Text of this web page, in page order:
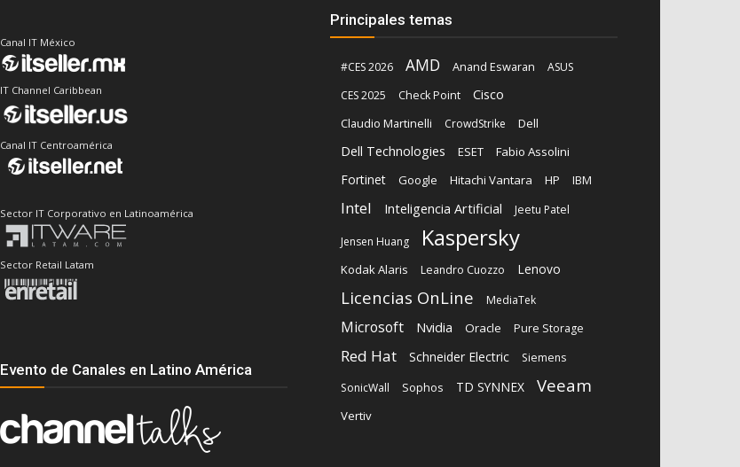
Canal IT México
IT Channel Caribbean
Canal IT Centroamérica
Sector IT Corporativo en Latinoamérica
Sector Retail Latam
Evento de Canales en Latino América
Principales temas
#CES 2026 AMD Anand Eswaran
ASUS
CES 2025
Check Point Cisco
Claudio Martinelli CrowdStrike Dell
Dell Technologies ESET Fabio Assolini
Fortinet Google Hitachi Vantara HP IBM
Intel Inteligencia Artificial Jeetu Patel
Jensen Huang Kaspersky
Kodak Alaris Leandro Cuozzo Lenovo
Licencias OnLine MediaTek
Microsoft Nvidia Oracle Pure Storage
Red Hat Schneider Electric
Siemens
SonicWall
Sophos TD SYNNEX Veeam
Vertiv